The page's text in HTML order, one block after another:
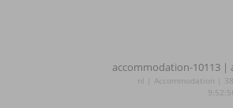
accommodation-10113 |
nl | Accommodation |